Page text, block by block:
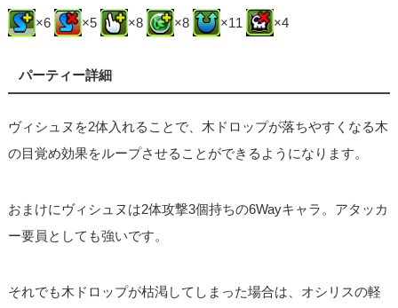
×6 ×5 ×8 ×8 ×11 ×4
パーティー詳細
ヴィシュヌを2体入れることで、木ドロップが落ちやすくなる木
の目覚め効果をループさせることができるようになります。
おまけにヴィシュヌは2体攻撃3個持ちの6Wayキャラ。アタッカ
ー要員としても強いです。
それでも木ドロップが枯渇してしまった場合は、オシリスの軽